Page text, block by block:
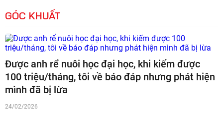
GÓC KHUẤT
Được anh rể nuôi học đại học, khi kiếm được
100 triệu/tháng, tôi về báo đáp nhưng phát hiện
mình đã bị lừa
24/02/2026